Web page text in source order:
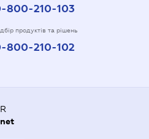
800-210-103
продуктів та рішень
800-210-102